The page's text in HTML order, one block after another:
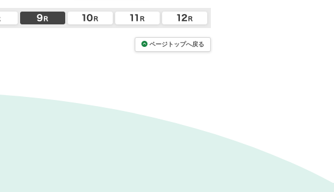
ページトップへ戻る